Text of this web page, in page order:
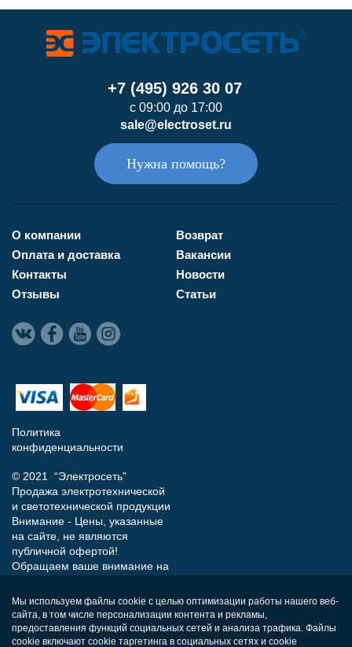
+7 (495) 926 30 07
с 09:00 до 17:00
sale@electroset.ru
Нужна помощь?
О компании
Оплата и доставка
Контакты
Отзывы
Возврат
Вакансии
Новости
Статьи
Политика
конфиденциальности
© 2021 “Электросеть”
Продажа электротехнической
и светотехнической продукции
Внимание - Цены, указанные
на сайте, не являются
публичной офертой!
Обращаем ваше внимание на
носит исключительно
информационный характер и
ни при каких условиях не
является публичной офертой,
Мы используем файлы cookie с целью оптимизации работы нашего веб-
сайта, в том числе персонализации контента и рекламы,
предоставления функций социальных сетей и анализа трафика. Файлы
cookie включают cookie таргетинга в социальных сетях и cookie